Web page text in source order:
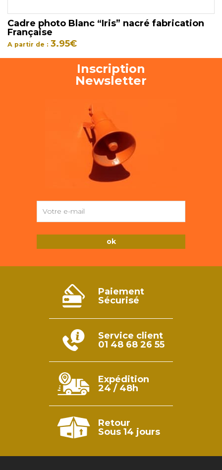
Cadre photo Blanc “Iris” nacré fabrication
Française
A partir de : 3.95€
Inscription
Newsletter
Paiement
Sécurisé
Service client
01 48 68 26 55
Expédition
24 / 48h
Retour
Sous 14 jours